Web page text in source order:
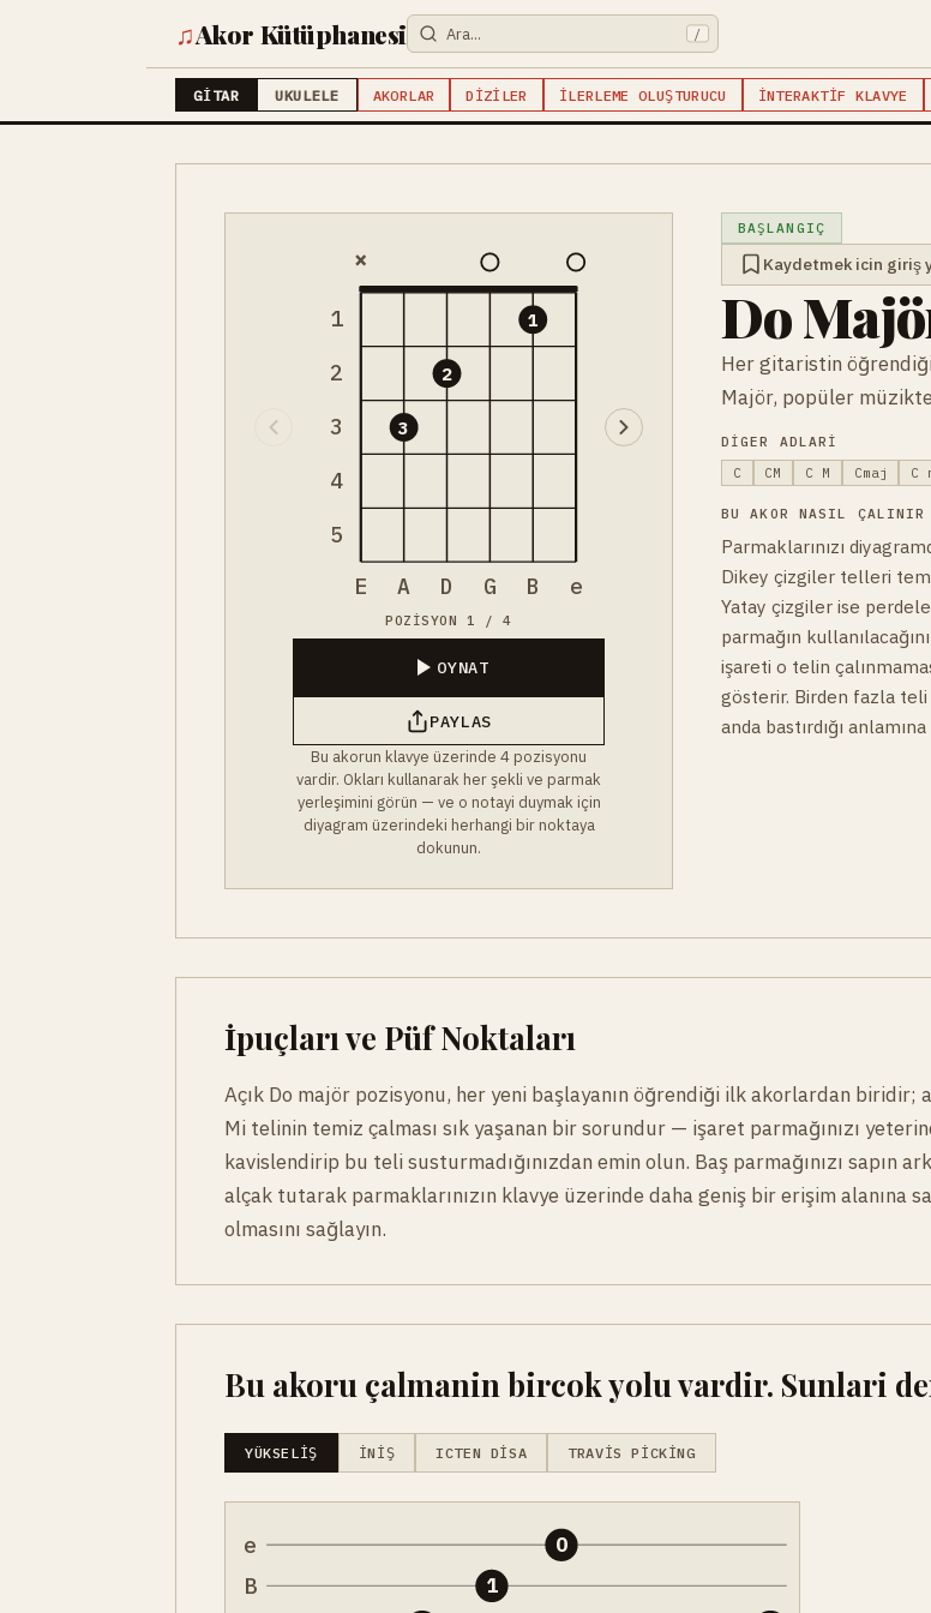
♫Akor Kütüphanesi /
GITAR UKULELE AKORLAR DIZILER İLERLEME OLUŞTURUCU İNTERAKTIF KLAVYE
1
2
3
4
5
×
3
2
1
E A D G B e
POZISYON 1 / 4
OYNAT
PAYLAS
Bu akorun klavye üzerinde 4 pozisyonu
vardir. Okları kullanarak her şekli ve parmak
yerleşimini görün — ve o notayi duymak için
diyagram üzerindeki herhangi bir noktaya
dokunun.
BAŞLANGIÇ
Kaydetmek icin giriş
Do
Her gitaristin
Majör, popüler
DIGER ADLARI
C
CM C M Cmaj C
BU AKOR NASIL ÇALINIR
Parmaklarınızı
Dikey çizgiler telleri
Yatay çizgiler ise
parmağın
işareti o telin
gösterir. Birden fazla teli
anda bastırdığı
İpuçları ve Püf Noktaları
Açık Do majör pozisyonu, her yeni başlayanın öğrendiği ilk akorlardan biridir;
Mi telinin temiz çalması sık yaşanan bir sorundur — işaret parmağınızı
kavislendirip bu teli susturmadığınızdan emin olun. Baş parmağınızı sapın
alçak tutarak parmaklarınızın klavye üzerinde daha geniş bir erişim alanına
olmasını sağlayın.
Bu akoru çalmanin bircok yolu vardir. Sunlari
YÜKSELIŞ İNIŞ ICTEN DISA TRAVIS PICKING
e
B
1
0